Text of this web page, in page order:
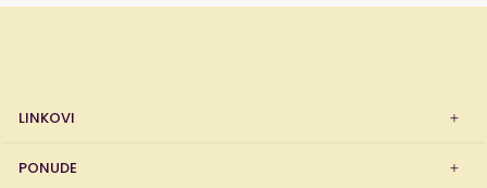
LINKOVI
PONUDE